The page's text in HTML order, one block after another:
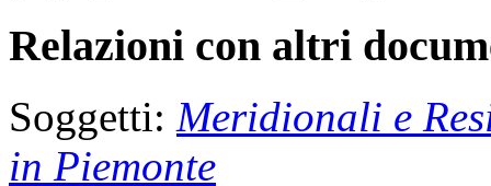
Relazioni con altri
Soggetti: Meridionali e
in Piemonte